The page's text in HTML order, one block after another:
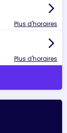
arrow_forward_ios
Plus d'horaires
arrow_forward_ios
Plus d'horaires